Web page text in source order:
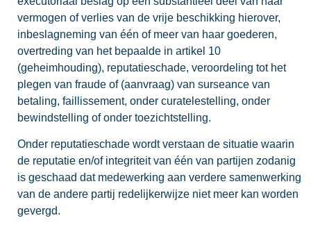
vermogen of verlies van de vrije beschikking hierover,
inbeslagneming van één of meer van haar goederen,
overtreding van het bepaalde in artikel 10
(geheimhouding), reputatieschade, veroordeling tot het
plegen van fraude of (aanvraag) van surseance van
betaling, faillissement, onder curatelestelling, onder
bewindstelling of onder toezichtstelling.
Onder reputatieschade wordt verstaan de situatie waarin
de reputatie en/of integriteit van één van partijen zodanig
is geschaad dat medewerking aan verdere samenwerking
van de andere partij redelijkerwijze niet meer kan worden
gevergd.